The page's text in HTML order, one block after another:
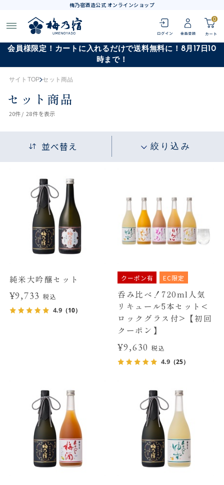
梅乃宿酒造公式 オンラインショップ
0
会員様限定！カートに入れるだけで送料無料に！8月17日10
時まで！
サイトTOP セット商品
セット商品
20件 / 28件を表示
並べ替え 絞り込み
純米大吟醸セット
¥9,733税込
4.9（10）
クーポン有 EC限定
呑み比べ！720ml人気
リキュール5本セット<
ロックグラス付>【初回
クーポン】
¥9,630 税込
4.9 （25）